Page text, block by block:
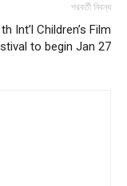
পরবর্তী নিবন্ধ
Int’l Children’s Film
to begin Jan 27